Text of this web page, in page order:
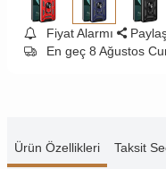
Fiyat Alarmı
En geç 8 Ağustos
Ürün Özellikleri Taksit